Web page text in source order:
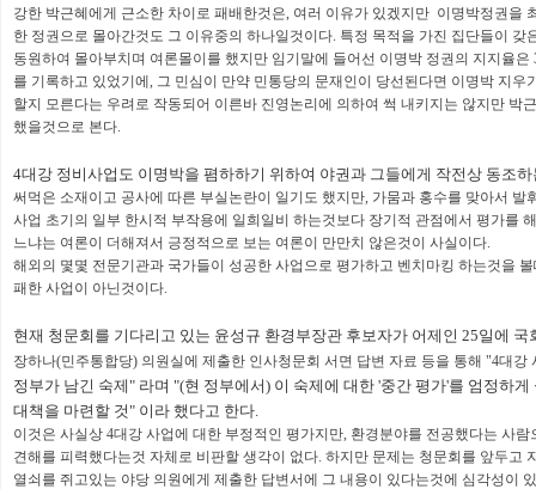
강한 박근혜에게 근소한 차이로 패배한것은, 여러 이유가 있겠지만 이명박정권을
한 정권으로 몰아간것도 그 이유중의 하나일것이다. 특정 목적을 가진 집단들이 갖
동원하여 몰아부치며 여론몰이를 했지만 임기말에 들어선 이명박 정권의 지지율은
를 기록하고 있었기에, 그 민심이 만약 민통당의 문재인이 당선된다면 이명박 지우
할지 모른다는 우려로 작동되어 이른바 진영논리에 의하여 썩 내키지는 않지만 박
했을것으로 본다.
4대강 정비사업도 이명박을 폄하하기 위하여 야권과 그들에게 작전상 동조
써먹은 소재이고 공사에 따른 부실논란이 일기도 했지만, 가뭄과 홍수를 맞아서 발
사업 초기의 일부 한시적 부작용에 일희일비 하는것보다 장기적 관점에서 평가를
느냐는 여론이 더해져서 긍정적으로 보는 여론이 만만치 않은것이 사실이다.
해외의 몇몇 전문기관과 국가들이 성공한 사업으로 평가하고 벤치마킹 하는것을
패한 사업이 아닌것이다.
현재 청문회를 기다리고 있는 윤성규 환경부장관 후보자가 어제인 25일에
장하나(민주통합당) 의원실에 제출한 인사청문회 서면 답변 자료 등을 통해 "4대강
정부가 남긴 숙제" 라며 "(현 정부에서) 이 숙제에 대한 '중간 평가'를 엄정하게
대책을 마련할 것" 이라 했다고 한다.
이것은 사실상 4대강 사업에 대한 부정적인 평가지만, 환경분야를 전공했다는 사람
견해를 피력했다는것 자체로 비판할 생각이 없다. 하지만 문제는 청문회를 앞두고
열쇠를 쥐고있는 야당 의원에게 제출한 답변서에 그 내용이 있다는것에 심각성이